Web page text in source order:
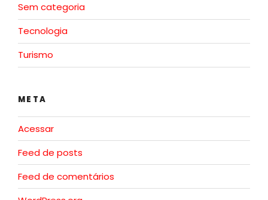
Sem categoria
Tecnologia
Turismo
META
Acessar
Feed de posts
Feed de comentários